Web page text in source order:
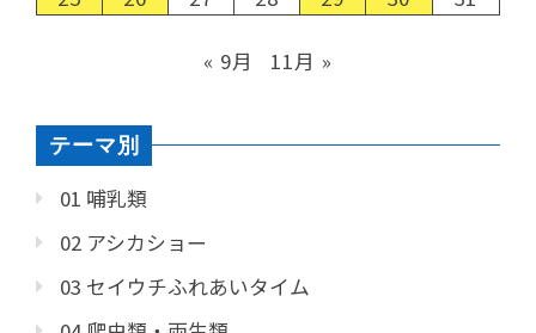
« 9月 11月 »
テーマ別
01 哺乳類
02 アシカショー
03 セイウチふれあいタイム